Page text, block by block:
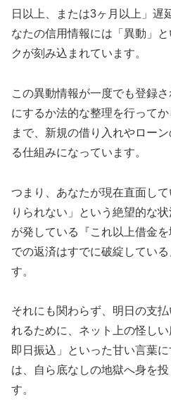
日以上、または3ヶ月以上」遅
なたの信用情報には「異動」
クが刻み込まれています。
この異動情報が一度でも登録
にするか法的な整理を行って
まで、新規の借り入れやロー
る仕組みになっています。
つまり、あなたが現在直面し
りられない」という絶望的な
が発している『これ以上借金
での返済はすでに破綻してい
す。
それにも関わらず、明日の支
れるために、ネット上の怪し
即日振込」といった甘い言葉
は、自ら底なしの地獄へ身を
す。